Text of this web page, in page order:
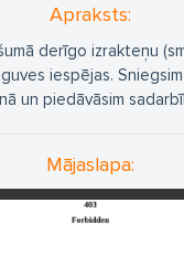
Apraksts:
derīgo izrakteņu
iespējas.
un piedāvāsim
Mājaslapa: